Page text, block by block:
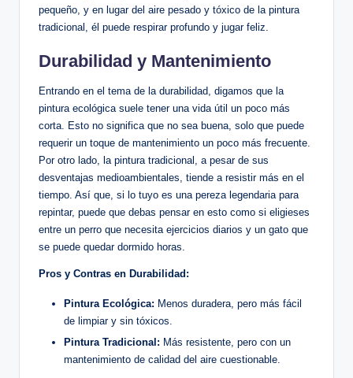
pequeño, y en lugar del aire pesado y tóxico de la pintura
tradicional, él puede respirar profundo y jugar feliz.
Durabilidad y Mantenimiento
Entrando en el tema de la durabilidad, digamos que la
pintura ecológica suele tener una vida útil un poco más
corta. Esto no significa que no sea buena, solo que puede
requerir un toque de mantenimiento un poco más frecuente.
Por otro lado, la pintura tradicional, a pesar de sus
desventajas medioambientales, tiende a resistir más en el
tiempo. Así que, si lo tuyo es una pereza legendaria para
repintar, puede que debas pensar en esto como si eligieses
entre un perro que necesita ejercicios diarios y un gato que
se puede quedar dormido horas.
Pros y Contras en Durabilidad:
Pintura Ecológica: Menos duradera, pero más fácil
de limpiar y sin tóxicos.
Pintura Tradicional: Más resistente, pero con un
mantenimiento de calidad del aire cuestionable.